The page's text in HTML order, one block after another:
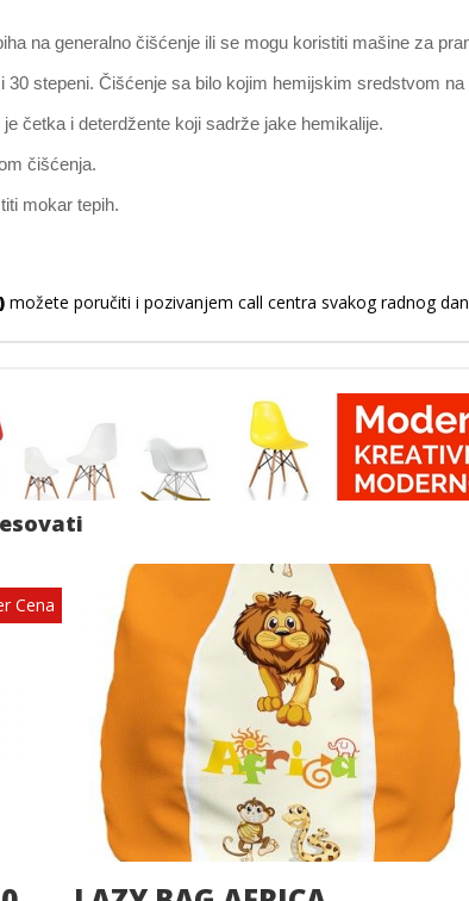
na generalno čišćenje ili se mogu koristiti mašine za
stepeni. Čišćenje sa bilo kojim hemijskim sredstvom
četka i deterdžente koji sadrže jake hemikalije.
čišćenja.
mokar tepih.
možete poručiti i pozivanjem call centra svakog radnog
Cena